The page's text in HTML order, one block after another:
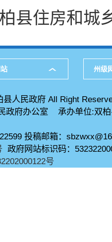
县住房和城
州级
县人民政府 All Right
政府办公室 承办单位:双
投稿邮箱：
政府网站标识码：
号